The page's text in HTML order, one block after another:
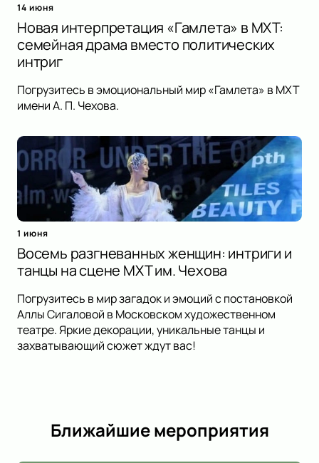
14 июня
Новая интерпретация «Гамлета» в МХТ:
семейная драма вместо политических
интриг
Погрузитесь в эмоциональный мир «Гамлета» в МХТ
имени А. П. Чехова.
1 июня
Восемь разгневанных женщин: интриги и
танцы на сцене МХТ им. Чехова
Погрузитесь в мир загадок и эмоций с постановкой
Аллы Сигаловой в Московском художественном
театре. Яркие декорации, уникальные танцы и
захватывающий сюжет ждут вас!
Ближайшие мероприятия